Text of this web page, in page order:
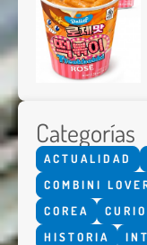
Categorías
ACTUALIDAD
COMBINI
COREA
HISTORIA